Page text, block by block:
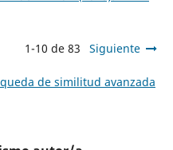
1-10 de 83 Siguiente
de similitud avanzada